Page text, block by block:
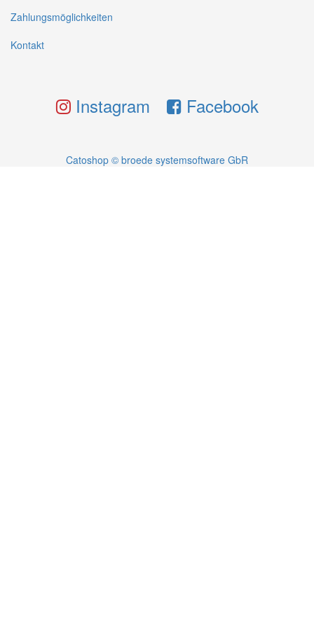
Zahlungsmöglichkeiten
Kontakt
Instagram Facebook
Catoshop © broede systemsoftware GbR